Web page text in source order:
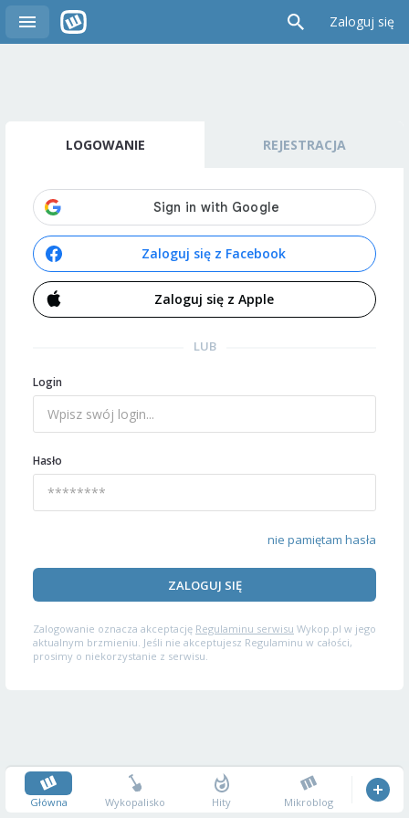
Zaloguj się
LOGOWANIE REJESTRACJA
Zaloguj się z Facebook
Zaloguj się z Apple
LUB
Login
Hasło
nie pamiętam hasła
ZALOGUJ SIĘ
Zalogowanie oznacza akceptację Regulaminu serwisu Wykop.pl w jego
aktualnym brzmieniu. Jeśli nie akceptujesz Regulaminu w całości,
prosimy o niekorzystanie z serwisu.
Główna Wykopalisko Hity Mikroblog